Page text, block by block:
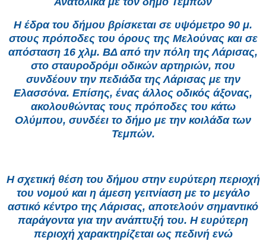
Η έδρα του δήμου βρίσκεται σε υψόμετρο 90 μ.
στους πρόποδες του όρους της Μελούνας και σε
απόσταση 16 χλμ. ΒΔ από την πόλη της Λάρισας,
στο σταυροδρόμι οδικών αρτηριών, που
συνδέουν την πεδιάδα της Λάρισας με την
Ελασσόνα. Επίσης, ένας άλλος οδικός άξονας,
ακολουθώντας τους πρόποδες του κάτω
Ολύμπου, συνδέει το δήμο με την κοιλάδα των
Τεμπών.
Η σχετική θέση του δήμου στην ευρύτερη περιοχή
του νομού και η άμεση γειτνίαση με το μεγάλο
αστικό κέντρο της Λάρισας, αποτελούν σημαντικό
παράγοντα για την ανάπτυξή του. Η ευρύτερη
περιοχή χαρακτηρίζεται ως πεδινή ενώ